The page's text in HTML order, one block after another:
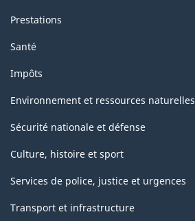
Prestations
Santé
Impôts
Environnement et ressources naturelles
Sécurité nationale et défense
Culture, histoire et sport
Services de police, justice et urgences
Transport et infrastructure